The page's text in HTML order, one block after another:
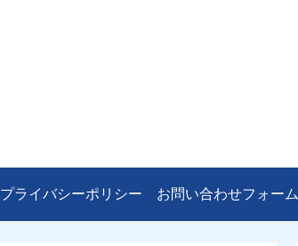
プライバシーポリシー お問い合わせフォーム